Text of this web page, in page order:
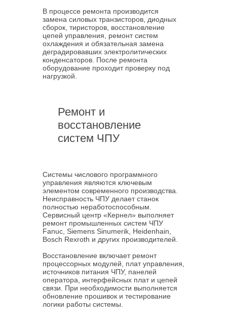
В процессе ремонта производится
замена силовых транзисторов, диодных
сборок, тиристоров, восстановление
цепей управления, ремонт систем
охлаждения и обязательная замена
деградировавших электролитических
конденсаторов. После ремонта
оборудование проходит проверку под
нагрузкой.
Ремонт и
восстановление
систем ЧПУ
Системы числового программного
управления являются ключевым
элементом современного производства.
Неисправность ЧПУ делает станок
полностью неработоспособным.
Сервисный центр «Кернел» выполняет
ремонт промышленных систем ЧПУ
Fanuc, Siemens Sinumerik, Heidenhain,
Bosch Rexroth и других производителей.
Восстановление включает ремонт
процессорных модулей, плат управления,
источников питания ЧПУ, панелей
оператора, интерфейсных плат и цепей
связи. При необходимости выполняется
обновление прошивок и тестирование
логики работы системы.